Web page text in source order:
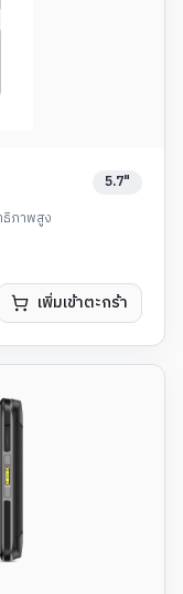
5.7"
ธิภาพสูง
เพิ่มเข้าตะกร้า